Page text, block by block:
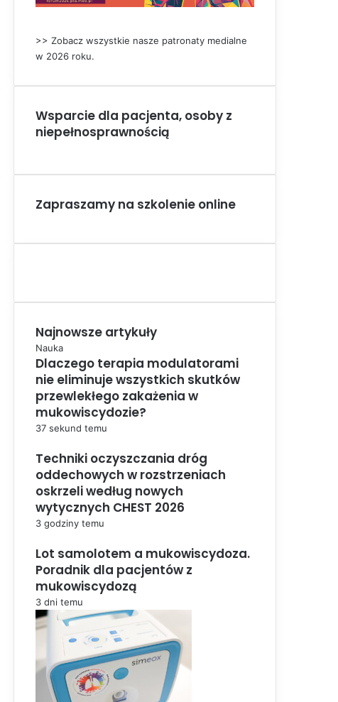
>> Zobacz wszystkie nasze patronaty medialne
w 2026 roku.
Wsparcie dla pacjenta, osoby z
niepełnosprawnością
Zapraszamy na szkolenie online
Najnowsze artykuły
Nauka
Dlaczego terapia modulatorami
nie eliminuje wszystkich skutków
przewlekłego zakażenia w
mukowiscydozie?
37 sekund temu
Techniki oczyszczania dróg
oddechowych w rozstrzeniach
oskrzeli według nowych
wytycznych CHEST 2026
3 godziny temu
Lot samolotem a mukowiscydoza.
Poradnik dla pacjentów z
mukowiscydozą
3 dni temu